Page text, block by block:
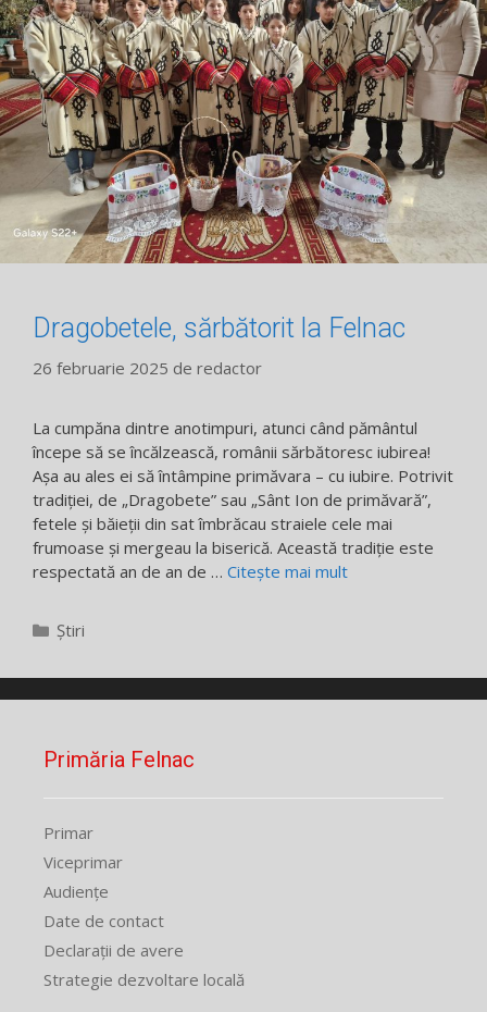
Dragobetele, sărbătorit la Felnac
26 februarie 2025 de redactor
La cumpăna dintre anotimpuri, atunci când pământul
începe să se încălzească, românii sărbătoresc iubirea!
Așa au ales ei să întâmpine primăvara – cu iubire. Potrivit
tradiției, de „Dragobete” sau „Sânt Ion de primăvară”,
fetele și băieții din sat îmbrăcau straiele cele mai
frumoase și mergeau la biserică. Această tradiție este
respectată an de an de … Citește mai mult
Categorii
Știri
Primăria Felnac
Primar
Viceprimar
Audiențe
Date de contact
Declarații de avere
Strategie dezvoltare locală